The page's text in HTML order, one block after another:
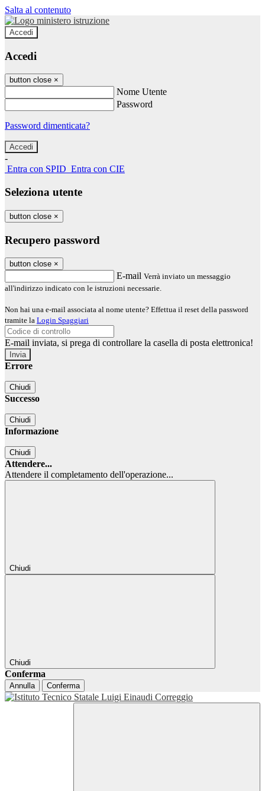
Salta al contenuto
Accedi
Accedi
button close ×
Nome Utente
Password
Password dimenticata?
-
Entra con SPID Entra con CIE
Seleziona utente
button close ×
Recupero password
button close ×
E-mail Verrà inviato un messaggio
all'indirizzo indicato con le istruzioni necessarie.
Non hai una e-mail associata al nome utente? Effettua il reset della password
tramite la Login Spaggiari
E-mail inviata, si prega di controllare la casella di posta elettronica!
Errore
Chiudi
Successo
Chiudi
Informazione
Chiudi
Attendere...
Attendere il completamento dell'operazione...
Chiudi
Chiudi
Conferma
Annulla Conferma